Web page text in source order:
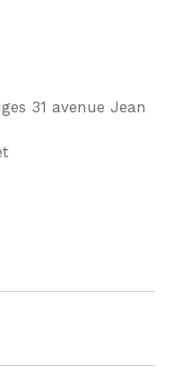
31 avenue Jean